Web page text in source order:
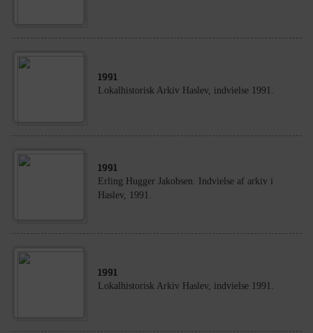
1991
Lokalhistorisk Arkiv Haslev, indvielse 1991.
1991
Erling Hugger Jakobsen. Indvielse af arkiv i
Haslev, 1991.
1991
Lokalhistorisk Arkiv Haslev, indvielse 1991.